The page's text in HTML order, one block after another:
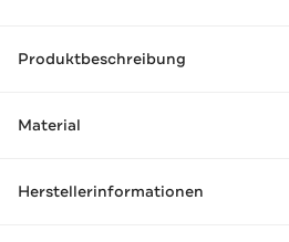
Produktbeschreibung
Material
Herstellerinformationen